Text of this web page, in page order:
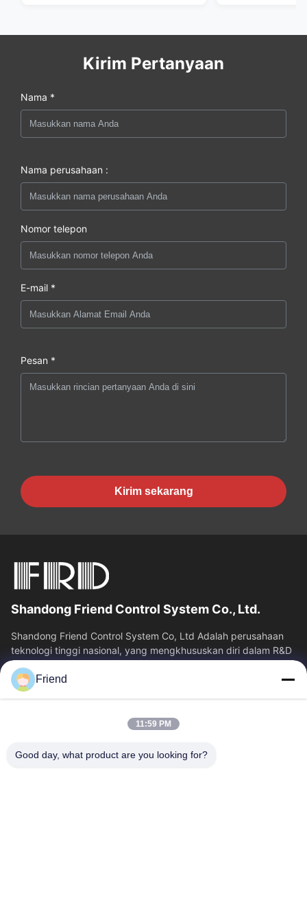
Kirim Pertanyaan
Nama *
Nama perusahaan :
Nomor telepon
E-mail *
Pesan *
Kirim sekarang
Shandong Friend Control System Co., Ltd.
Shandong Friend Control System Co, Ltd Adalah perusahaan
teknologi tinggi nasional, yang mengkhususkan diri dalam R&D
instrumentasi, manufaktur...
Tautan Cepat
Tentang Kita
Wisata Pabrik
Kontrol Kualitas
Friend
11:59 PM
Good day, what product are you looking for?